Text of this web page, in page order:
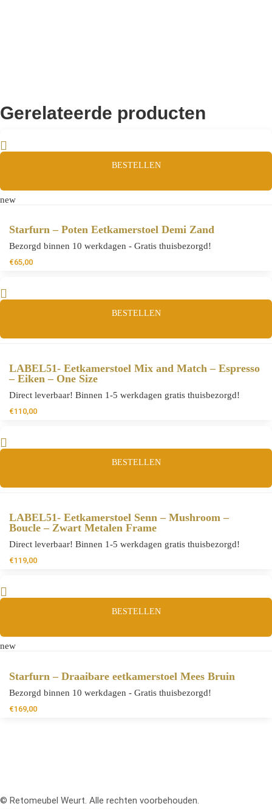
Gerelateerde producten
BESTELLEN
new
Starfurn – Poten Eetkamerstoel Demi Zand
Bezorgd binnen 10 werkdagen - Gratis thuisbezorgd!
€65,00
BESTELLEN
LABEL51- Eetkamerstoel Mix and Match – Espresso
– Eiken – One Size
Direct leverbaar! Binnen 1-5 werkdagen gratis thuisbezorgd!
€110,00
BESTELLEN
LABEL51- Eetkamerstoel Senn – Mushroom –
Boucle – Zwart Metalen Frame
Direct leverbaar! Binnen 1-5 werkdagen gratis thuisbezorgd!
€119,00
BESTELLEN
new
Starfurn – Draaibare eetkamerstoel Mees Bruin
Bezorgd binnen 10 werkdagen - Gratis thuisbezorgd!
€169,00
© Retomeubel Weurt. Alle rechten voorbehouden.